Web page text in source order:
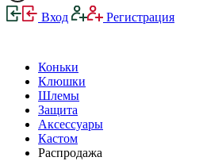
Вход Регистрация
Коньки
Клюшки
Шлемы
Защита
Аксессуары
Кастом
Распродажа